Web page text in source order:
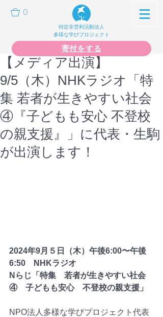
0
特定非営利活動法人
多様な学びプロジェクト
寄付をする
【メディア出演】
9/5（木）NHKラジオ「特
集 若者が生きやすい社会
④『子どもも安心 不登校
の親支援』」に代表・生駒
が出演します！
2024年9月５日（木）午後6:00〜午後
6:50　NHKラジオ
Nらじ「特集　若者が生きやすい社会
④　子どもも安心　不登校の親支援」
NPO法人多様な学びプロジェクト代表